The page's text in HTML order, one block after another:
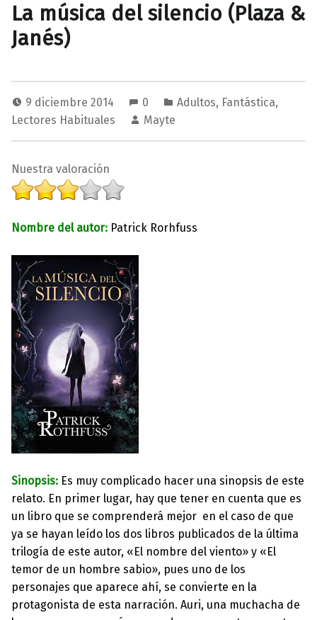
La música del silencio (Plaza &
Janés)
9 diciembre 2014 0 Adultos, Fantástica,
Lectores Habituales
Mayte
Nuestra valoración
Nombre del autor: Patrick Rorhfuss
Sinopsis: Es muy complicado hacer una sinopsis de este
relato. En primer lugar, hay que tener en cuenta que es
un libro que se comprenderá mejor en el caso de que
ya se hayan leído los dos libros publicados de la última
trilogía de este autor, «El nombre del viento» y «El
temor de un hombre sabio», pues uno de los
personajes que aparece ahí, se convierte en la
protagonista de esta narración. Auri, una muchacha de